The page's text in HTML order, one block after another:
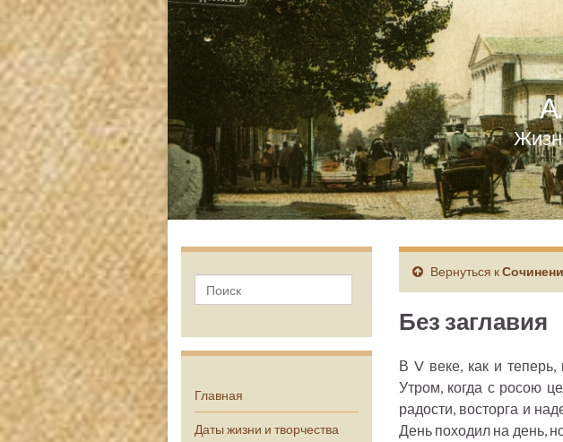
Главная
Даты жизни и творчества
Вернуться к
Без заглавия
В V веке, как и
Утром, когда с росою
радости, восторга и
День походил на день,